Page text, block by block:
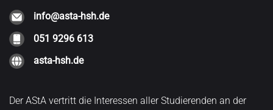
info@asta-hsh.de
051 9296 613
asta-hsh.de
Der AStA vertritt die Interessen aller Studierenden an der